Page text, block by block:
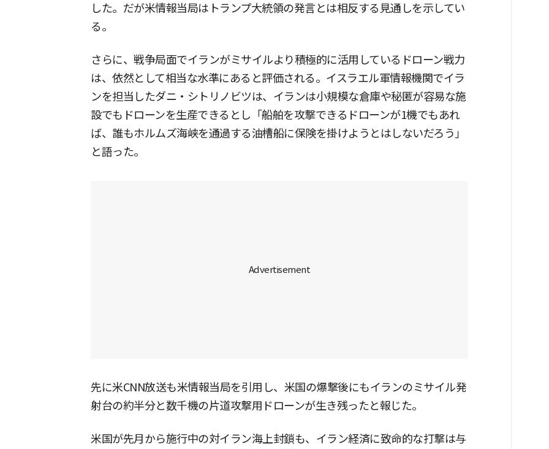
した。だが米情報当局はトランプ大統領の発言とは相反する見通しを示してい
る。
さらに、戦争局面でイランがミサイルより積極的に活用しているドローン戦力
は、依然として相当な水準にあると評価される。イスラエル軍情報機関でイラ
ンを担当したダニ・シトリノビツは、イランは小規模な倉庫や秘匿が容易な施
設でもドローンを生産できるとし「船舶を攻撃できるドローンが1機でもあれ
ば、誰もホルムズ海峡を通過する油槽船に保険を掛けようとはしないだろう」
と語った。
先に米CNN放送も米情報当局を引用し、米国の爆撃後にもイランのミサイル発
射台の約半分と数千機の片道攻撃用ドローンが生き残ったと報じた。
米国が先月から施行中の対イラン海上封鎖も、イラン経済に致命的な打撃は与